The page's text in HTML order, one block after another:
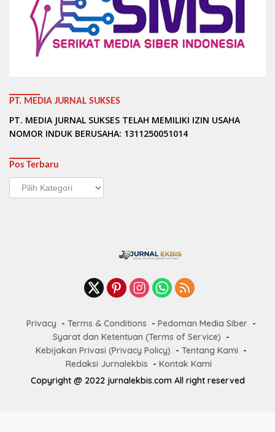
PT. MEDIA JURNAL SUKSES
PT. MEDIA JURNAL SUKSES TELAH MEMILIKI IZIN USAHA
NOMOR INDUK BERUSAHA: 1311250051014
Pos Terbaru
Pos
Terbaru
Privacy Terms & Conditions
Pedoman Media Siber
Syarat dan Ketentuan (Terms of Service)
Kebijakan Privasi (Privacy Policy)
Tentang Kami
Redaksi Jurnalekbis
Kontak Kami
Copyright @ 2022 jurnalekbis.com All right reserved